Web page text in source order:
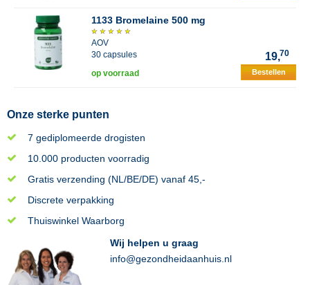
1133 Bromelaine 500 mg
AOV
30 capsules
19,70
op voorraad Bestellen
Onze sterke punten
7 gediplomeerde drogisten
10.000 producten voorradig
Gratis verzending (NL/BE/DE) vanaf 45,-
Discrete verpakking
Thuiswinkel Waarborg
Wij helpen u graag
info@gezondheidaanhuis.nl